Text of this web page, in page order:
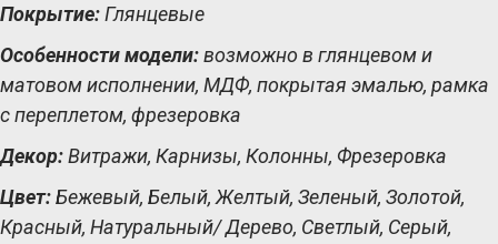
Покрытие:Глянцевые
Особенности модели:возможно в глянцевом и
матовом исполнении, МДФ, покрытая эмалью, рамка
с переплетом, фрезеровка
Декор:Витражи, Карнизы, Колонны, Фрезеровка
Цвет:Бежевый, Белый, Желтый, Зеленый, Золотой,
Красный, Натуральный/ Дерево, Светлый, Серый,